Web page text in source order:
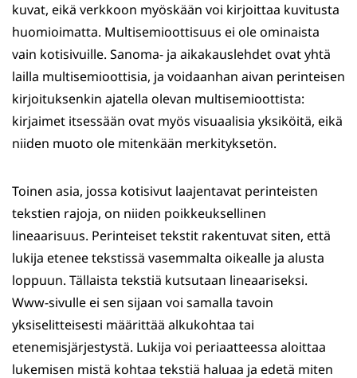
kuvat, eikä verkkoon myöskään voi kirjoittaa kuvitusta
huomioimatta. Multisemioottisuus ei ole ominaista
vain kotisivuille. Sanoma- ja aikakauslehdet ovat yhtä
lailla multisemioottisia, ja voidaanhan aivan perinteisen
kirjoituksenkin ajatella olevan multisemioottista:
kirjaimet itsessään ovat myös visuaalisia yksiköitä, eikä
niiden muoto ole mitenkään merkityksetön.
Toinen asia, jossa kotisivut laajentavat perinteisten
tekstien rajoja, on niiden poikkeuksellinen
lineaarisuus. Perinteiset tekstit rakentuvat siten, että
lukija etenee tekstissä vasemmalta oikealle ja alusta
loppuun. Tällaista tekstiä kutsutaan lineaariseksi.
Www-sivulle ei sen sijaan voi samalla tavoin
yksiselitteisesti määrittää alkukohtaa tai
etenemisjärjestystä. Lukija voi periaatteessa aloittaa
lukemisen mistä kohtaa tekstiä haluaa ja edetä miten